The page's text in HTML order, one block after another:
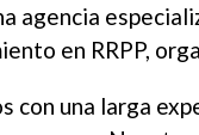
agencia
en RRPP,
con una larga